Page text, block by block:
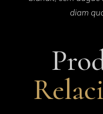
diam